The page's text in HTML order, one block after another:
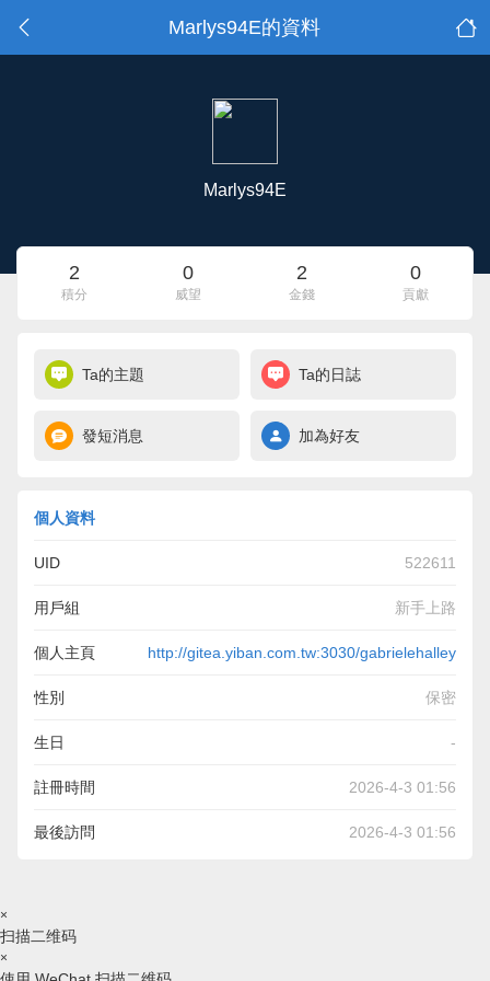
Marlys94E的資料
Marlys94E
2
積分
0
威望
2
金錢
0
貢獻
Ta的主題 Ta的日誌
發短消息 加為好友
個人資料
UID 522611
用戶組 新手上路
個人主頁 http://gitea.yiban.com.tw:3030/gabrielehalley
性別 保密
生日 -
註冊時間 2026-4-3 01:56
最後訪問 2026-4-3 01:56
×
扫描二维码
×